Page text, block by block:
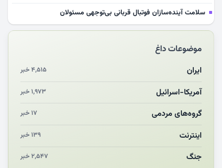
سلامت آینده‌سازان فوتبال قربانی بی‌توجهی مسئولان
بازخوانی رسانه‌ای اندیشه رهبر شهید
مشهدالرضا آقای شهید ایران را در آغوش کشید
مکن ای صبح طلوع
چرایی «استقبال از آقای ایران»
موضوعات داغ
ایران ۴,۵۱۵ خبر
آمریکا-اسرائیل ۱,۹۷۳ خبر
گروه‌های مردمی ۱۷ خبر
اینترنت ۱۳۹ خبر
جنگ ۲,۵۴۷ خبر